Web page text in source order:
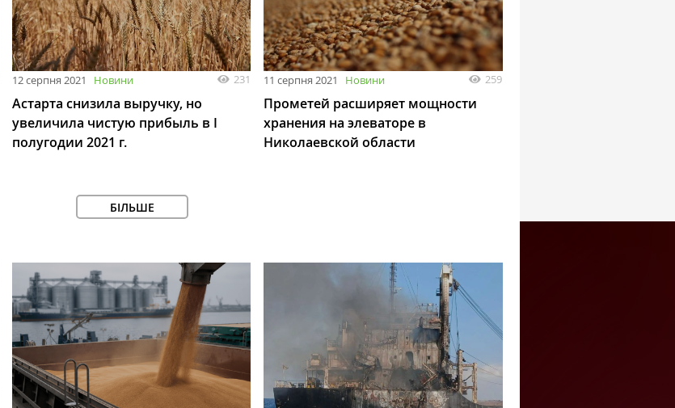
12 серпня 2021 Новини 231
Астарта снизила выручку, но
увеличила чистую прибыль в I
полугодии 2021 г.
11 серпня 2021 Новини 259
Прометей расширяет мощности
хранения на элеваторе в
Николаевской области
БІЛЬШЕ